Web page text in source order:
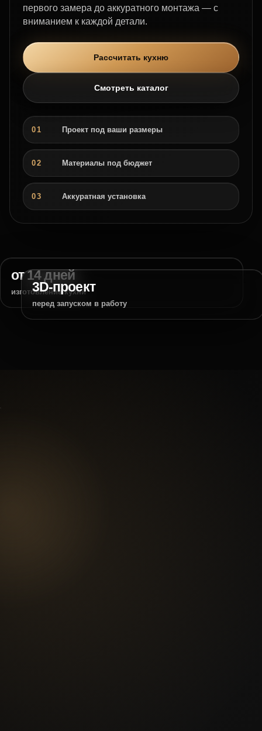
первого замера до аккуратного монтажа — с
вниманием к каждой детали.
Рассчитать кухню
Смотреть каталог
01 Проект под ваши размеры
02 Материалы под бюджет
03 Аккуратная установка
от 14 дней
изготовление кухни
3D-проект
перед запуском в работу